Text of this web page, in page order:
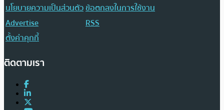
นโยบายความเป็นส่วนตัวข้อตกลงในการใช้งาน
Advertise
RSS
ตั้งค่าคุกกี้
ติดตามเรา